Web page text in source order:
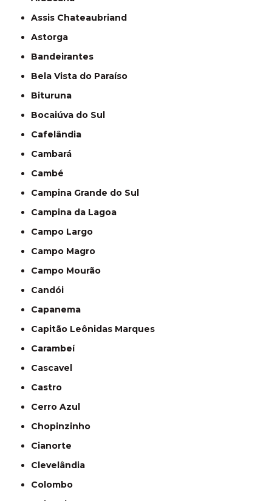
Assis Chateaubriand
Astorga
Bandeirantes
Bela Vista do Paraíso
Bituruna
Bocaiúva do Sul
Cafelândia
Cambará
Cambé
Campina Grande do Sul
Campina da Lagoa
Campo Largo
Campo Magro
Campo Mourão
Candói
Capanema
Capitão Leônidas Marques
Carambeí
Cascavel
Castro
Cerro Azul
Chopinzinho
Cianorte
Clevelândia
Colombo